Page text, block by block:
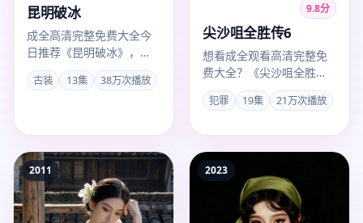
昆明破冰
成全高清完整免费大全今
日推荐《昆明破冰》，中
国大陆古装口碑电视剧，
导演汪俊，胡歌、刘亦菲
古装 13集 38万次播放
9.8分
尖沙咀全胜传6
想看成全观看高清完整免
费大全？《尖沙咀全胜传
6》2008年中国香港犯罪
电视剧口碑稳定，卡司张
犯罪 19集 21万次播放
2011 2023